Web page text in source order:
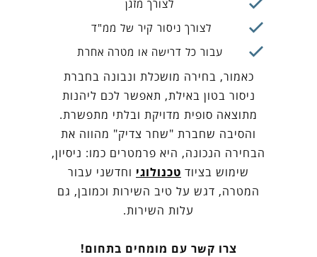
לצורך מזגן
לצורך ניסור קיר של ממ"ד
עבור כל דרישה או מטרה אחרת
כאמור, בחירה מושכלת ונבונה בחברת
ניסור בטון באילת, תאפשר לכם ליהנות
מתוצאה סופית מדויקת ובלתי מתפשרת.
והסיבה שחברת "שחר צדיק" מהווה את
הבחירה הנכונה, היא פרמטרים כמו: ניסיון,
שימוש בציוד טכנולוגי וחדשני עבור
המטרה, דגש על טיב השירות וכמובן, גם
עלות השירות.
צרו קשר עם מומחים בתחום!